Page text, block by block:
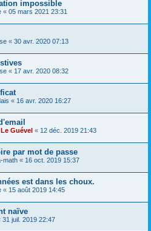
impossible
« 05 mars 2021 23:31
« 30 avr. 2020 07:13
« 17 avr. 2020 08:32
« 16 avr. 2020 16:27
Guével « 12 déc. 2019 21:43
par mot de passe
math « 16 oct. 2019 15:37
est dans les choux.
« 15 août 2019 14:45
naïve
31 juil. 2019 22:47